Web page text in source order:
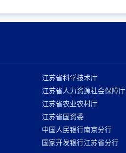
江苏省科学技术厅
江苏省人力资源社会保障厅
江苏省农业农村厅
江苏省国资委
中国人民银行南京分行
国家开发银行江苏省分行